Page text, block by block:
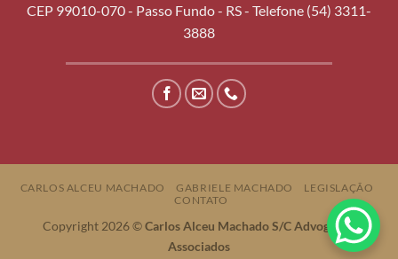
CEP 99010-070 - Passo Fundo - RS - Telefone (54) 3311-
3888
CARLOS ALCEU MACHADO GABRIELE MACHADO
LEGISLAÇÃO
CONTATO
Copyright 2026 ©Carlos Alceu Machado S/C Advogados
Associados